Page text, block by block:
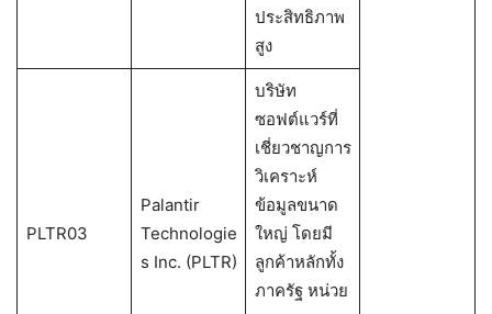
ประสิทธิภาพ
สูง
PLTR03
Palantir
Technologie
s Inc. (PLTR)
บริษัท
ซอฟต์แวร์ที่
เชี่ยวชาญการ
วิเคราะห์
ข้อมูลขนาด
ใหญ่ โดยมี
ลูกค้าหลักทั้ง
ภาครัฐ หน่วย